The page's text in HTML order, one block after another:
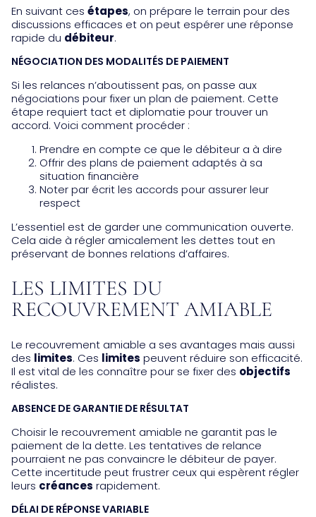
En suivant ces étapes, on prépare le terrain pour des
discussions efficaces et on peut espérer une réponse
rapide du débiteur.
NÉGOCIATION DES MODALITÉS DE PAIEMENT
Si les relances n’aboutissent pas, on passe aux
négociations pour fixer un plan de paiement. Cette
étape requiert tact et diplomatie pour trouver un
accord. Voici comment procéder :
Prendre en compte ce que le débiteur a à dire
Offrir des plans de paiement adaptés à sa
situation financière
Noter par écrit les accords pour assurer leur
respect
L’essentiel est de garder une communication ouverte.
Cela aide à régler amicalement les dettes tout en
préservant de bonnes relations d’affaires.
LES LIMITES DU
RECOUVREMENT AMIABLE
Le recouvrement amiable a ses avantages mais aussi
des limites. Ces limites peuvent réduire son efficacité.
Il est vital de les connaître pour se fixer des objectifs
réalistes.
ABSENCE DE GARANTIE DE RÉSULTAT
Choisir le recouvrement amiable ne garantit pas le
paiement de la dette. Les tentatives de relance
pourraient ne pas convaincre le débiteur de payer.
Cette incertitude peut frustrer ceux qui espèrent régler
leurs créances rapidement.
DÉLAI DE RÉPONSE VARIABLE